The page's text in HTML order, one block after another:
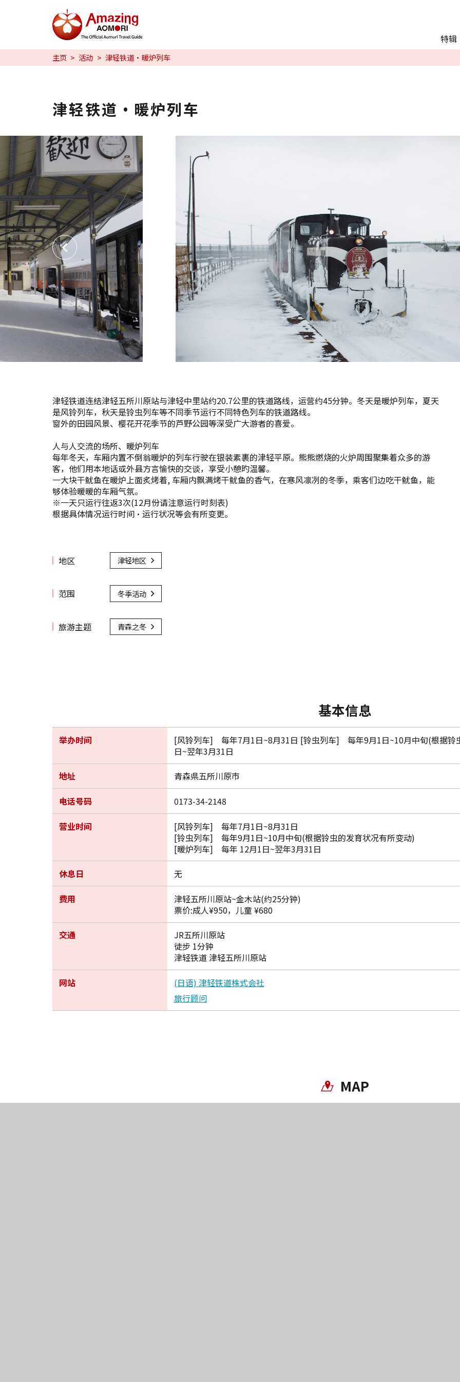
特辑
推荐行程
日本魅力
观光
主页 活动 津轻铁道・暖炉列车
津轻铁道・暖炉列车
津轻铁道连结津轻五所川原站与津轻中里站约20.7公里的铁道路线，运营约45分钟。冬天是暖炉列车，夏天
是风铃列车，秋天是铃虫列车等不同季节运行不同特色列车的铁道路线。
窗外的田园风景、樱花开花季节的芦野公园等深受广大游者的喜爱。
人与人交流的场所、暖炉列车
每年冬天，车厢内置不倒翁暖炉的列车行驶在银装素裹的津轻平原。熊熊燃烧的火炉周围聚集着众多的游
客，他们用本地话或外县方言愉快的交谈，享受小憩旳温馨。
一大块干鱿鱼在暖炉上面炙烤着, 车厢内飘满烤干鱿鱼的香气，在寒风凛冽的冬季，乘客们边吃干鱿鱼，能
够体验暖暖的车厢气氛。
※一天只运行往返3次(12月份请注意运行时刻表)
根据具体情况运行时间·运行状况等会有所变更。
地区 津轻地区
范围 冬季活动
旅游主题 青森之冬
基本信息
举办时间
[风铃列车] 每年7月1日~8月31日 [铃虫列车] 每年9月1日~10月中旬(根据
日~翌年3月31日
地址 青森県五所川原市
电话号码 0173-34-2148
营业时间
[风铃列车] 每年7月1日~8月31日
[铃虫列车] 每年9月1日~10月中旬(根据铃虫的发育状况有所变动)
[暖炉列车] 每年 12月1日~翌年3月31日
休息日 无
费用
津轻五所川原站~金木站(约25分钟)
票价:成人¥950，儿童 ¥680
交通
JR五所川原站
徒步 1分钟
津轻铁道 津轻五所川原站
网站
(日语) 津轻铁道株式会社
旅行顾问
MAP
特辑